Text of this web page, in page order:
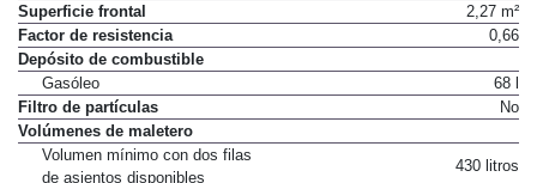
Superficie frontal
2,27 m²
Factor de resistencia
0,66
Depósito de combustible
Gasóleo
68 l
Filtro de partículas
No
Volúmenes de maletero
Volumen mínimo con dos filas
de asientos disponibles
430 litros